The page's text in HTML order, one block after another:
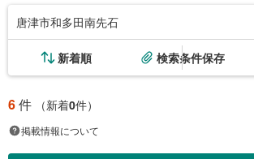
唐津市和多田南先石
新着順 検索条件保存
6件 （新着0件）
掲載情報について